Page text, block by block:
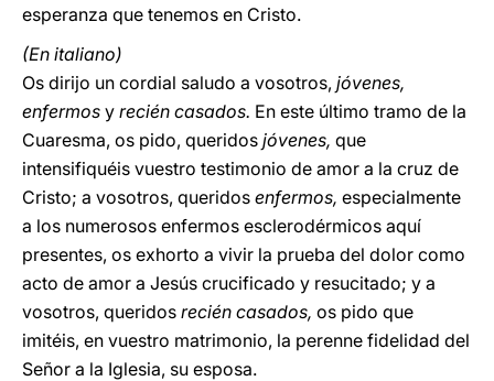
esperanza que tenemos en Cristo.
(En italiano)
Os dirijo un cordial saludo a vosotros, jóvenes,
enfermos y recién casados. En este último tramo de la
Cuaresma, os pido, queridos jóvenes, que
intensifiquéis vuestro testimonio de amor a la cruz de
Cristo; a vosotros, queridos enfermos, especialmente
a los numerosos enfermos esclerodérmicos aquí
presentes, os exhorto a vivir la prueba del dolor como
acto de amor a Jesús crucificado y resucitado; y a
vosotros, queridos recién casados, os pido que
imitéis, en vuestro matrimonio, la perenne fidelidad del
Señor a la Iglesia, su esposa.